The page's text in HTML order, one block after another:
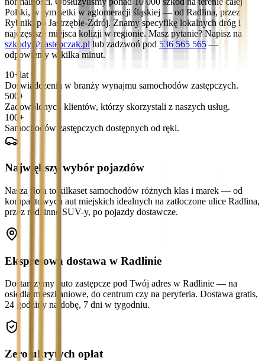
Polski, w tym setki w aglomeracji śląskiej — od Radlina, przez
Rybnik, po Jastrzębie-Zdrój. Znamy specyfikę lokalnych dróg i
najczęstsze miejsca kolizji w regionie. Masz pytanie? Napisz na
szkody@zastepczak.pl lub zadzwoń pod 536 565 565 —
odpowiemy w kilka minut.
10+ lat
Doświadczenia w branży wynajmu samochodów zastępczych.
500+
Zadowolonych klientów, którzy skorzystali z naszych usług.
100+
Samochodów zastępczych dostępnych od ręki.
Największy wybór pojazdów
Nasza flota to kilkaset samochodów różnych klas i marek — od
kompaktowych aut miejskich idealnych na zatłoczone ulice Radlina,
przez rodzinne SUV-y, po pojazdy dostawcze.
Ekspresowa dostawa w Radlinie
Dostarczymy auto zastępcze pod Twój adres w Radlinie — na
osiedla mieszkaniowe, do centrum czy na peryferia. Dostawa gratis,
24 godziny na dobę, 7 dni w tygodniu.
Zero ukrytych opłat